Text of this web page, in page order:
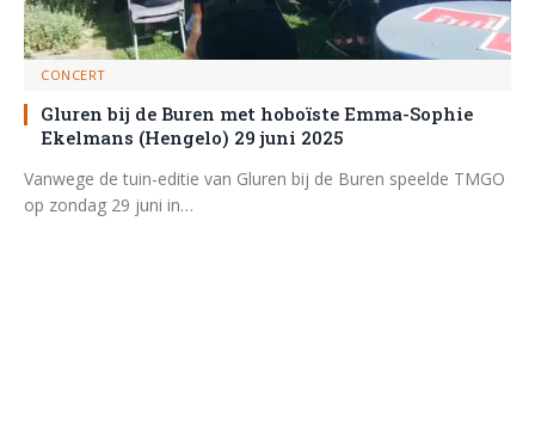
CONCERT
Gluren bij de Buren met hoboïste Emma-Sophie
Ekelmans (Hengelo) 29 juni 2025
Vanwege de tuin-editie van Gluren bij de Buren speelde TMGO
op zondag 29 juni in…